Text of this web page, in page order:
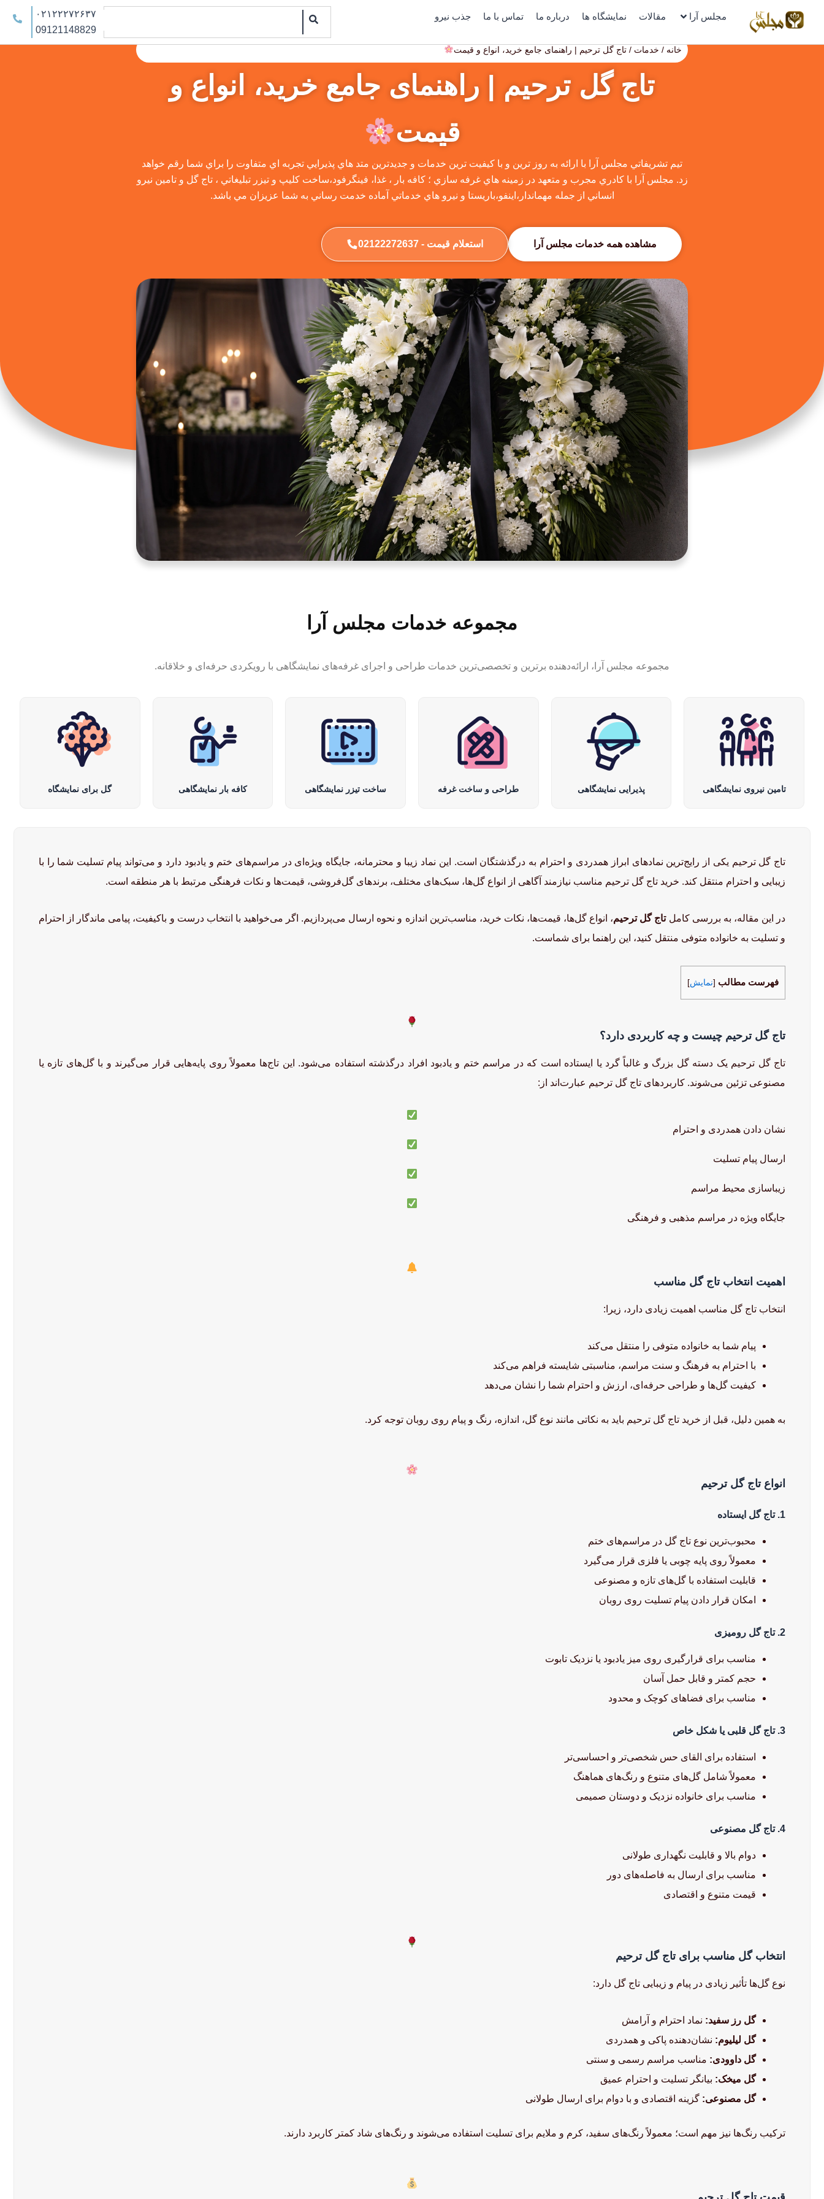
مجلس آرا مقالات نمایشگاه ها درباره ما تماس با ما جذب نیرو
۰۲۱۲۲۲۷۲۶۳۷
09121148829
خانه / خدمات / تاج گل ترحیم | راهنمای جامع خرید، انواع و قیمت
تاج گل ترحیم | راهنمای جامع خرید، انواع و
قیمت
تيم تشريفاتي مجلس آرا با ارائه به روز ترين و با كيفيت ترين خدمات و جديدترين متد هاي پذيرايي تجربه اي متفاوت را براي شما رقم خواهد
زد. مجلس آرا با كادري مجرب و متعهد در زمينه هاي غرفه سازي ؛ كافه بار ، غذا، فينگرفود،ساخت كليپ و تيزر تبليغاتي ، تاج گل و تامين نيرو
انساني از جمله مهماندار،اينفو،باريستا و نيرو هاي خدماتي آماده خدمت رساني به شما عزيزان مي باشد.
مشاهده همه خدمات مجلس آرا استعلام قیمت - 02122272637
مجموعه خدمات مجلس آرا
مجموعه مجلس آرا، ارائه‌دهنده برترین و تخصصی‌ترین خدمات طراحی و اجرای غرفه‌های نمایشگاهی با رویکردی حرفه‌ای و خلاقانه.
تامین نیروی نمایشگاهی پذیرایی نمایشگاهی طراحی و ساخت غرفه ساخت تیزر نمایشگاهی کافه بار نمایشگاهی گل برای نمایشگاه
تاج گل ترحیم یکی از رایج‌ترین نمادهای ابراز همدردی و احترام به درگذشتگان است. این نماد زیبا و محترمانه، جایگاه ویژه‌ای در مراسم‌های ختم و یادبود دارد و می‌تواند پیام تسلیت شما را با
زیبایی و احترام منتقل کند. خرید تاج گل ترحیم مناسب نیازمند آگاهی از انواع گل‌ها، سبک‌های مختلف، برندهای گل‌فروشی، قیمت‌ها و نکات فرهنگی مرتبط با هر منطقه است.
در این مقاله، به بررسی کاملتاج گل ترحیم، انواع گل‌ها، قیمت‌ها، نکات خرید، مناسب‌ترین اندازه و نحوه ارسال می‌پردازیم. اگر می‌خواهید با انتخاب درست و باکیفیت، پیامی ماندگار از احترام
و تسلیت به خانواده متوفی منتقل کنید، این راهنما برای شماست.
فهرست مطالب [نمایش]
تاج گل ترحیم چیست و چه کاربردی دارد؟
تاج گل ترحیم یک دسته گل بزرگ و غالباً گرد یا ایستاده است که در مراسم ختم و یادبود افراد درگذشته استفاده می‌شود. این تاج‌ها معمولاً روی پایه‌هایی قرار می‌گیرند و با گل‌های تازه یا
مصنوعی تزئین می‌شوند. کاربردهای تاج گل ترحیم عبارت‌اند از:
نشان دادن همدردی و احترام
ارسال پیام تسلیت
زیباسازی محیط مراسم
جایگاه ویژه در مراسم مذهبی و فرهنگی
اهمیت انتخاب تاج گل مناسب
انتخاب تاج گل مناسب اهمیت زیادی دارد، زیرا:
پیام شما به خانواده متوفی را منتقل می‌کند
با احترام به فرهنگ و سنت مراسم، مناسبتی شایسته فراهم می‌کند
کیفیت گل‌ها و طراحی حرفه‌ای، ارزش و احترام شما را نشان می‌دهد
به همین دلیل، قبل از خرید تاج گل ترحیم باید به نکاتی مانند نوع گل، اندازه، رنگ و پیام روی روبان توجه کرد.
انواع تاج گل ترحیم
1. تاج گل ایستاده
محبوب‌ترین نوع تاج گل در مراسم‌های ختم
معمولاً روی پایه چوبی یا فلزی قرار می‌گیرد
قابلیت استفاده با گل‌های تازه و مصنوعی
امکان قرار دادن پیام تسلیت روی روبان
2. تاج گل رومیزی
مناسب برای قرارگیری روی میز یادبود یا نزدیک تابوت
حجم کمتر و قابل حمل آسان
مناسب برای فضاهای کوچک و محدود
3. تاج گل قلبی یا شکل خاص
استفاده برای القای حس شخصی‌تر و احساسی‌تر
معمولاً شامل گل‌های متنوع و رنگ‌های هماهنگ
مناسب برای خانواده نزدیک و دوستان صمیمی
4. تاج گل مصنوعی
دوام بالا و قابلیت نگهداری طولانی
مناسب برای ارسال به فاصله‌های دور
قیمت متنوع و اقتصادی
انتخاب گل مناسب برای تاج گل ترحیم
نوع گل‌ها تأثیر زیادی در پیام و زیبایی تاج گل دارد:
گل رز سفید: نماد احترام و آرامش
گل لیلیوم: نشان‌دهنده پاکی و همدردی
گل داوودی: مناسب مراسم رسمی و سنتی
گل میخک: بیانگر تسلیت و احترام عمیق
گل مصنوعی: گزینه اقتصادی و با دوام برای ارسال طولانی
ترکیب رنگ‌ها نیز مهم است؛ معمولاً رنگ‌های سفید، کرم و ملایم برای تسلیت استفاده می‌شوند و رنگ‌های شاد کمتر کاربرد دارند.